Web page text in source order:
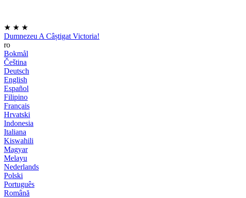
★ ★ ★
Dumnezeu A Câștigat Victoria!
ro
Bokmål
Čeština
Deutsch
English
Español
Filipino
Français
Hrvatski
Indonesia
Italiana
Kiswahili
Magyar
Melayu
Nederlands
Polski
Português
Română